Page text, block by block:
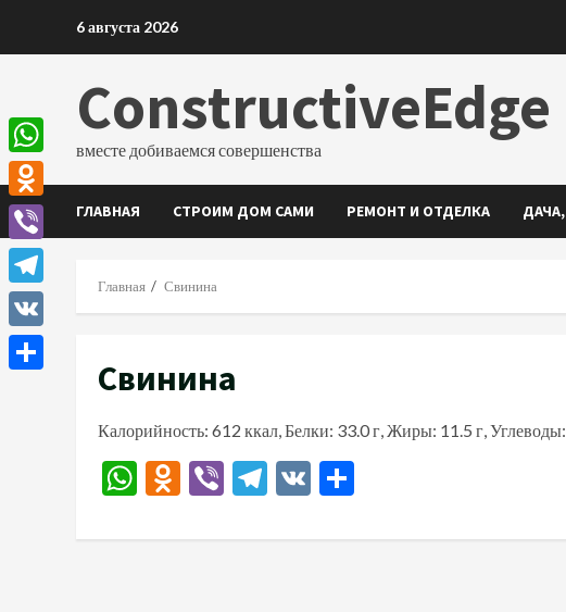
6 августа 2026
ConstructiveEdge
вместе добиваемся совершенства
ГЛАВНАЯ СТРОИМ ДОМ САМИ РЕМОНТ И ОТДЕЛКА
Главная Свинина
Свинина
Калорийность: 612 ккал, Белки: 33.0 г, Жиры: 11.5 г,
WhatsApp
Odnoklassniki
ViberTelegram
VK
WhatsApp
Odnoklassniki
Viber
Telegram
VK